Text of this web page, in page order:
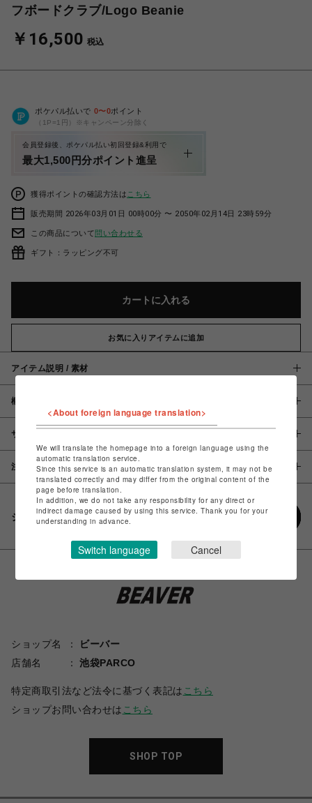
フボードクラブ/Logo Beanie
￥16,500 税込
ポケパル払いで 0〜0ポイント
（1P=1円）※キャンペーン分除く
会員登録後、ポケパル払い初回登録&利用で
最大1,500円分ポイント進呈
獲得ポイントの確認方法は こちら
販売期間 2026年03月01日 00時00分 〜 2050年02月14日 23時59分
この商品について問い合わせる
ギフト：ラッピング不可
カートに入れる
お気に入りアイテムに追加
アイテム説明 / 素材
概要
サイズ
注意事項
シェアする
ショップ名
ビーバー
店舗名
池袋PARCO
特定商取引法など法令に基づく表記は こちら
ショップお問い合わせは こちら
SHOP TOP
<About foreign language translation>
We will translate the homepage into a foreign language using the
automatic translation service.
Since this service is an automatic translation system, it may not be
translated correctly and may differ from the original content of the
page before translation.
In addition, we do not take any responsibility for any direct or
indirect damage caused by using this service. Thank you for your
understanding in advance.
Switch language Cancel